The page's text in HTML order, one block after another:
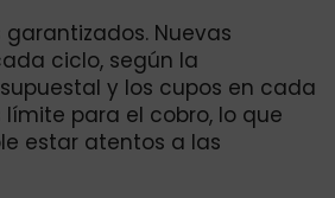
Nuevas
ciclo, según la
y los cupos en cada
límite para el cobro, lo que
estar atentos a las